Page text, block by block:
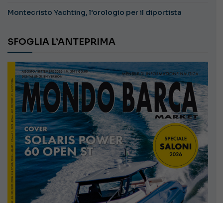
Montecristo Yachting, l’orologio per il diportista
SFOGLIA L’ANTEPRIMA